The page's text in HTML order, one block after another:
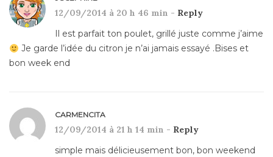
12/09/2014 à 20 h 46 min - Reply
Il est parfait ton poulet, grillé juste comme j’aime
Je garde l’idée du citron je n’ai jamais essayé .Bises et
bon week end
CARMENCITA
12/09/2014 à 21 h 14 min - Reply
simple mais délicieusement bon, bon weekend